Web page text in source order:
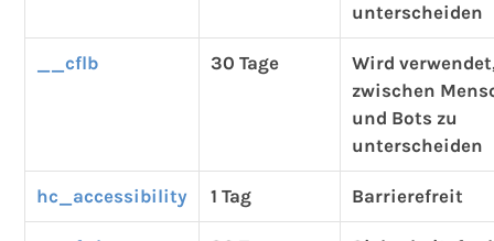
unterscheiden
__cflb 30 Tage
Wird
zwischen
und Bots zu
unterscheiden
hc_accessibility 1 Tag Barrierefreit